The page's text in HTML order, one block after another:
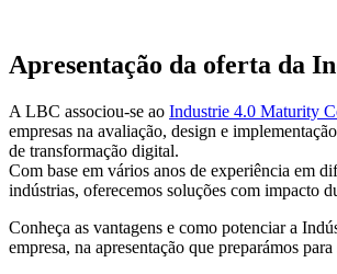
Apresentação da oferta da
A LBC associou-se ao Industrie 4.0 Maturity
empresas na avaliação, design e
de transformação digital.
Com base em vários anos de experiência em
indústrias, oferecemos soluções com impacto
Conheça as vantagens e como potenciar a
empresa, na apresentação que preparámos para